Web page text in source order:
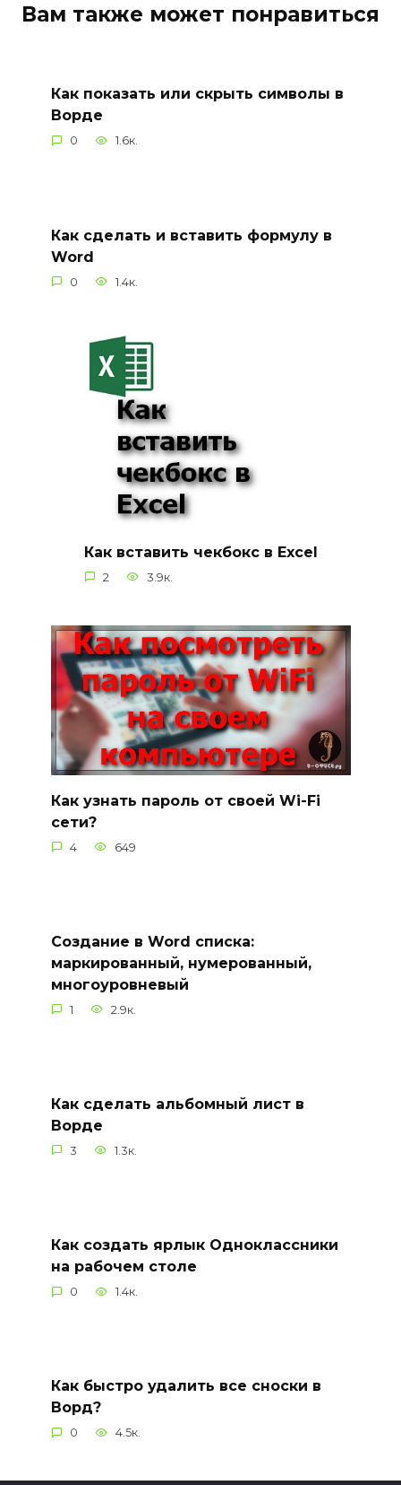
Вам также может понравиться
Как показать или скрыть символы в
Ворде
0 1.6к.
Как сделать и вставить формулу в
Word
0 1.4к.
Как вставить чекбокс в Excel
2 3.9к.
Как узнать пароль от своей Wi-Fi
сети?
4 649
Создание в Word списка:
маркированный, нумерованный,
многоуровневый
1 2.9к.
Как сделать альбомный лист в
Ворде
3 1.3к.
Как создать ярлык Одноклассники
на рабочем столе
0 1.4к.
Как быстро удалить все сноски в
Ворд?
0 4.5к.